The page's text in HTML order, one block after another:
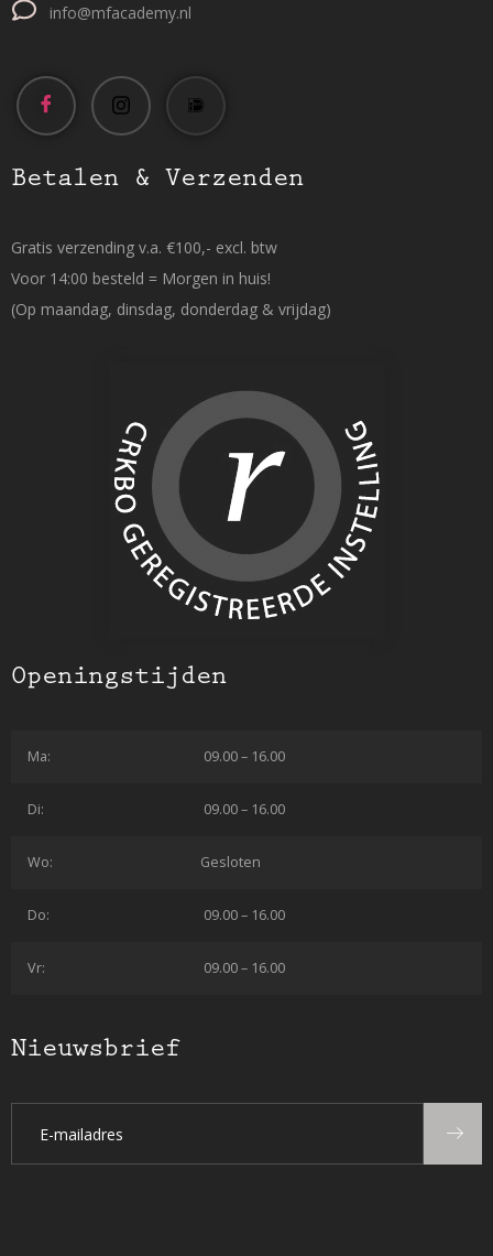
info@mfacademy.nl
Betalen & Verzenden
Gratis verzending v.a. €100,- excl. btw
Voor 14:00 besteld = Morgen in huis!
(Op maandag, dinsdag, donderdag & vrijdag)
Openingstijden
Ma: 09.00 – 16.00
Di: 09.00 – 16.00
Wo: Gesloten
Do: 09.00 – 16.00
Vr: 09.00 – 16.00
Nieuwsbrief